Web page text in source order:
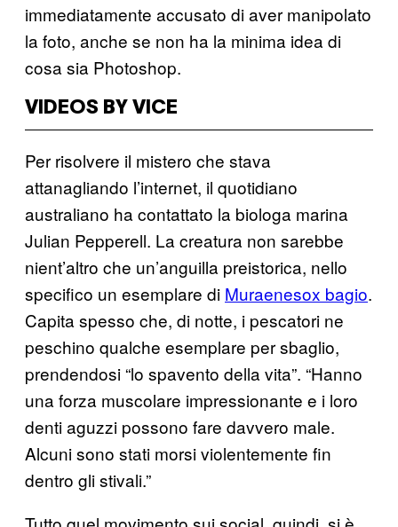
immediatamente accusato di aver manipolato
la foto, anche se non ha la minima idea di
cosa sia Photoshop.
VIDEOS BY VICE
Per risolvere il mistero che stava
attanagliando l’internet, il quotidiano
australiano ha contattato la biologa marina
Julian Pepperell. La creatura non sarebbe
nient’altro che un’anguilla preistorica, nello
specifico un esemplare di Muraenesox bagio.
Capita spesso che, di notte, i pescatori ne
peschino qualche esemplare per sbaglio,
prendendosi “lo spavento della vita”. “Hanno
una forza muscolare impressionante e i loro
denti aguzzi possono fare davvero male.
Alcuni sono stati morsi violentemente fin
dentro gli stivali.”